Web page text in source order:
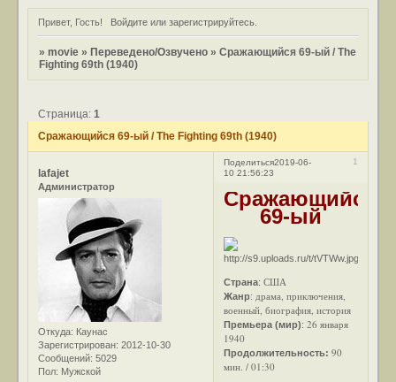
Привет, Гость! Войдитеили зарегистрируйтесь.
»movie » Переведено/Озвучено »Сражающийся 69-ый / The
Fighting 69th (1940)
Сражающийся 69-ый / The Fighting 69th (1940)
Страница:1
Поделиться 1
2019-06-
10 21:56:23
lafajet
Администратор
Откуда: Каунас
Зарегистрирован: 2012-10-30
Сообщений: 5029
Пол: Мужской
Сражающийся
69-ый
Страна:США
Жанр: драма, приключения,
военный, биография, история
Премьера (мир):26 января
1940
Продолжительность:90
мин. / 01:30